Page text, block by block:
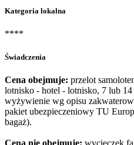
Kategoria lokalna
****
Świadczenia
Cena obejmuje: przelot
lotnisko - hotel - lotnisko, 7 lub
wyżywienie wg opisu
pakiet ubezpieczeniowy TU
bagaż).
Cena nie obejmuje: wycieczek